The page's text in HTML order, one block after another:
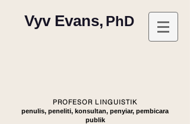
Vyv Evans, PhD
PROFESOR LINGUISTIK
penulis, peneliti, konsultan, penyiar, pembicara
publik